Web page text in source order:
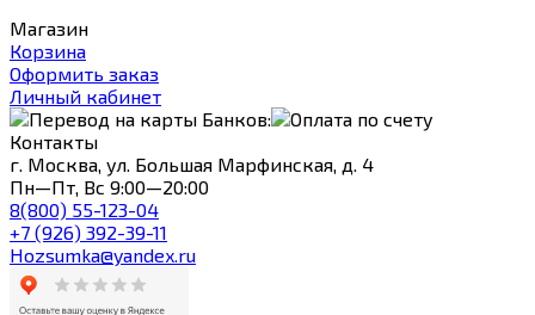
Магазин
Корзина
Оформить заказ
Личный кабинет
Контакты
г. Москва, ул. Большая Марфинская, д. 4
Пн—Пт, Вс 9:00—20:00
8(800) 55-123-04
+7 (926) 392-39-11
Hozsumka@yandex.ru